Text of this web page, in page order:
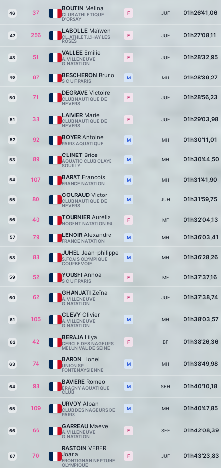
46 37
BOUTIN Mélina
CLUB ATHLETIQUE
D'ORSAY
F JUF 01h26'41,06
47 256
LABOLLE Maïwen
CL.ATHLET.L'HAY LES
ROSES
F JUF 01h27'08,11
48 51
VALLEE Emilie
A.VILLENEUVE
G.NATATION
F JUF 01h28'32,95
49 97 BESCHERON Bruno
S C U F PARIS
M MH 01h28'39,27
50 71
DEGRAVE Victoire
CLUB NAUTIQUE DE
NEVERS
F JUF 01h28'56,23
51 38
LAIVIER Marie
CLUB NAUTIQUE DE
NEVERS
F JUF 01h29'03,98
52 92 BOYER Antoine
PARIS AQUATIQUE
M MH 01h30'11,01
53 89
CLINET Brice
AQUATIC CLUB CLAYE
SOUILLY
M MH 01h30'44,50
54 107 BARAT Francois
FRANCE NATATION
M MH 01h31'41,90
55 80
COURAUD Victor
CLUB NAUTIQUE DE
NEVERS
M JUH 01h31'59,75
56 40 TOURNIER Aurélia
NOGENT NATATION 94
F MF 01h32'04,13
57 79 LENOIR Alexandre
FRANCE NATATION
M MH 01h36'03,41
58 88
JUHEL Jean-philippe
S.FCAIS OLYMPIQUE
COURBEVOIE
M MH 01h36'28,26
59 52 YOUSFI Annoa
S C U F PARIS
F MF 01h37'37,16
60 62
GHANJATI Zeïna
A.VILLENEUVE
G.NATATION
F JUF 01h37'38,74
61 105
CLEVY Olivier
A.VILLENEUVE
G.NATATION
M MH 01h38'03,57
62 42
BERAJA Lilya
CERCLE DES NAGEURS
MELUN VAL DE SEINE
F BF 01h38'26,36
63 74
BARON Lionel
UNION SP
FONTENAYSIENNE
M MH 01h38'49,98
64 98
BAVIERE Romeo
ERAGNY AQUATIQUE
CLUB
M SEH 01h40'10,18
65 109
URVOY Alban
CLUB DES NAGEURS DE
PARIS
M MH 01h40'47,85
66 66
GARREAU Maeve
A.VILLENEUVE
G.NATATION
F SEF 01h42'08,39
67 70
RASTOIN VEBER
Joana
FRONTIGNAN NEPTUNE
OLYMPIQUE
F JUF 01h43'23,83